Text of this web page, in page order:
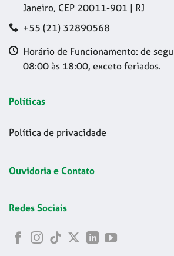
Janeiro, CEP 20011-901 | RJ
+55 (21) 32890568
Horário de Funcionamento: de
08:00 às 18:00, exceto feriados.
Políticas
Política de privacidade
Ouvidoria e Contato
Redes Sociais